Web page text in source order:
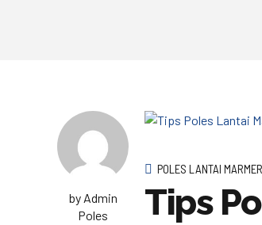
by Admin
Poles
POLES LANTAI
Tips